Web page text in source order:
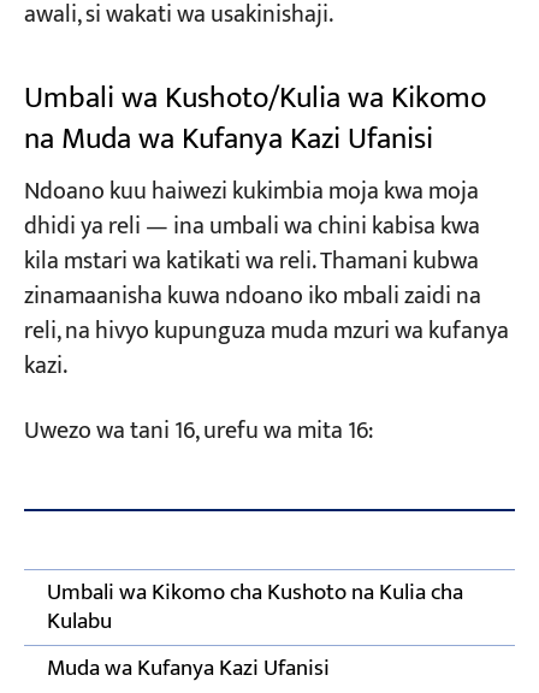
awali, si wakati wa usakinishaji.
Umbali wa Kushoto/Kulia wa Kikomo
na Muda wa Kufanya Kazi Ufanisi
Ndoano kuu haiwezi kukimbia moja kwa moja
dhidi ya reli — ina umbali wa chini kabisa kwa
kila mstari wa katikati wa reli. Thamani kubwa
zinamaanisha kuwa ndoano iko mbali zaidi na
reli, na hivyo kupunguza muda mzuri wa kufanya
kazi.
Uwezo wa tani 16, urefu wa mita 16:
Umbali wa Kikomo cha Kushoto na Kulia cha
Kulabu
Muda wa Kufanya Kazi Ufanisi